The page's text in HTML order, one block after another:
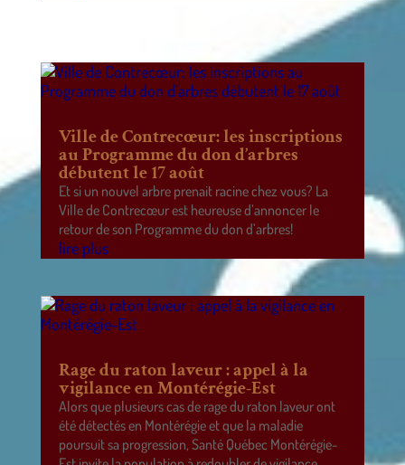
Ville de Contrecœur: les inscriptions
au Programme du don d’arbres
débutent le 17 août
Et si un nouvel arbre prenait racine chez vous? La
Ville de Contrecœur est heureuse d’annoncer le
retour de son Programme du don d’arbres!
lire plus
Rage du raton laveur : appel à la
vigilance en Montérégie-Est
Alors que plusieurs cas de rage du raton laveur ont
été détectés en Montérégie et que la maladie
poursuit sa progression, Santé Québec Montérégie-